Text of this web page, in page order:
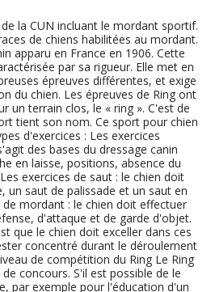
la CUN incluant le mordant sportif.
de chiens habilitées au mordant.
apparu en France en 1906. Cette
par sa rigueur. Elle met en
épreuves différentes, et exige
du chien. Les épreuves de Ring ont
un terrain clos, le « ring ». C'est de
tient son nom. Ce sport pour chien
d'exercices : Les exercices
des bases du dressage canin
en laisse, positions, absence du
exercices de saut : le chien doit
un saut de palissade et un saut en
mordant : le chien doit effectuer
d'attaque et de garde d'objet.
que le chien doit exceller dans ces
concentré durant le déroulement
de compétition du Ring Le Ring
concours. S'il est possible de le
par exemple pour l'éducation d'un